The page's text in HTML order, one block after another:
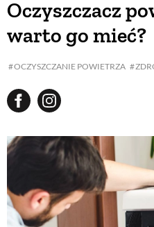
Oczyszczacz
warto go mieć?
OCZYSZCZANIE POWIETRZA
ROŚLINY